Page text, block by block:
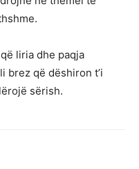
liria dhe paqja
brez që dëshiron t’i
sërish.